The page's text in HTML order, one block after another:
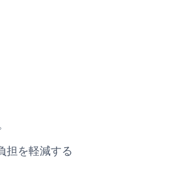
担を軽減する